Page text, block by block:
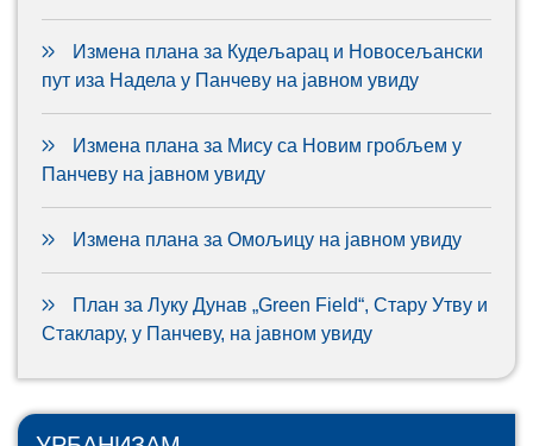
Измена плана за Кудељарац и Новосељански
пут иза Надела у Панчеву на јавном увиду
Измена плана за Мису са Новим гробљем у
Панчеву на јавном увиду
Измена плана за Омољицу на јавном увиду
План за Луку Дунав „Green Field“, Стару Утву и
Стаклару, у Панчеву, на јавном увиду